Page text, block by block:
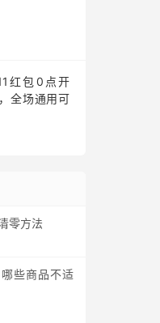
红包0点开
全场通用可
零方法
些商品不适